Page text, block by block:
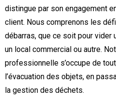
distingue par son engagement
client. Nous comprenons les
débarras, que ce soit pour vider
un local commercial ou autre.
professionnelle s’occupe de
l’évacuation des objets, en
la gestion des déchets.